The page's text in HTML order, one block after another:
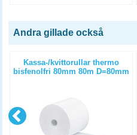
Andra gillade också
Kassa-/kvittorullar thermo
bisfenolfri 80mm 80m D=80mm